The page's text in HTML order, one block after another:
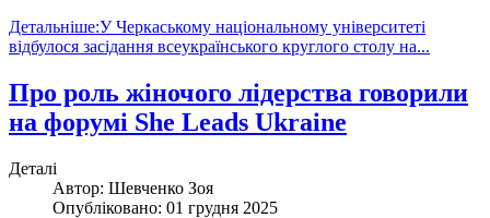
Детальніше:У Черкаському національному університеті
відбулося засідання всеукраїнського круглого столу на...
Про роль жіночого лідерства говорили
на форумі She Leads Ukraine
Деталі
Автор: Шевченко Зоя
Опубліковано: 01 грудня 2025